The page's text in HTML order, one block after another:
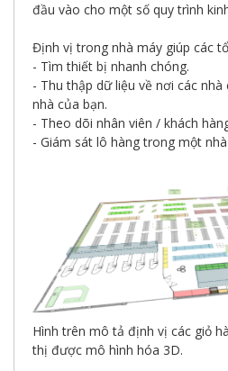
đầu vào cho một số quy trình
Định vị trong nhà máy giúp các
- Tìm thiết bị nhanh chóng.
- Thu thập dữ liệu về nơi các
nhà của bạn.
- Theo dõi nhân viên / khách
- Giám sát lô hàng trong một
Hình trên mô tả định vị các giỏ
thị được mô hình hóa 3D.